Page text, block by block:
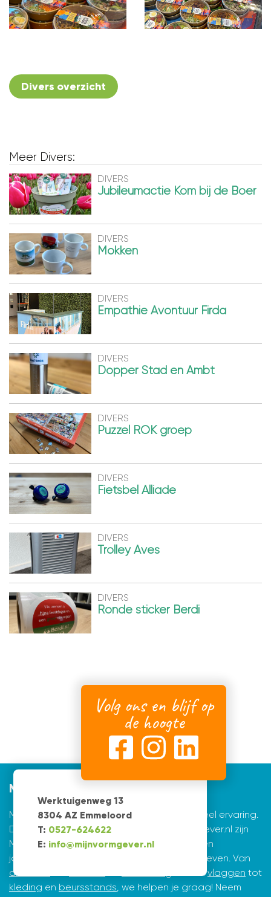
Divers overzicht
Meer Divers:
DIVERS
Jubileumactie Kom bij de Boer
DIVERS
Mokken
DIVERS
Empathie Avontuur Firda
DIVERS
Dopper Stad en Ambt
DIVERS
Puzzel ROK groep
DIVERS
Fietsbel Alliade
DIVERS
Trolley Aves
DIVERS
Ronde sticker Berdi
Werktuigenweg 13
8304 AZ Emmeloord
T: 0527-624622
E: info@mijnvormgever.nl
Volg ons en blijf op
de hoogte
Mijnvormgever
Mijnvormgever.nl: een grafisch bedrijf met veel ervaring.
De creatieve ontwerpers achter Mijnvormgever.nl zijn
Marius de Vries en Erik Tijsma. Beiden hebben
jarenlange ervaring in ontwerpen en vormgeven. Van
drukwerk
en vanvlaggen tot
kleding en beursstands , we helpen je graag! Neem